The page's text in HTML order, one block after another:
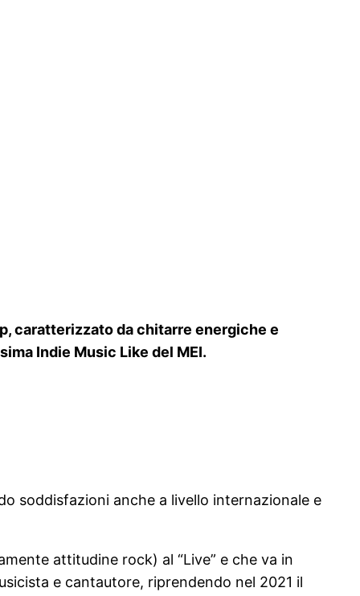
caratterizzato da chitarre energiche e
Indie Music Like del MEI.
soddisfazioni anche a livello internazionale e
attitudine rock) al “Live” e che va in
e cantautore, riprendendo nel 2021 il